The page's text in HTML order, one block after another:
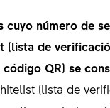
número de
(lista de
QR) se
(lista de